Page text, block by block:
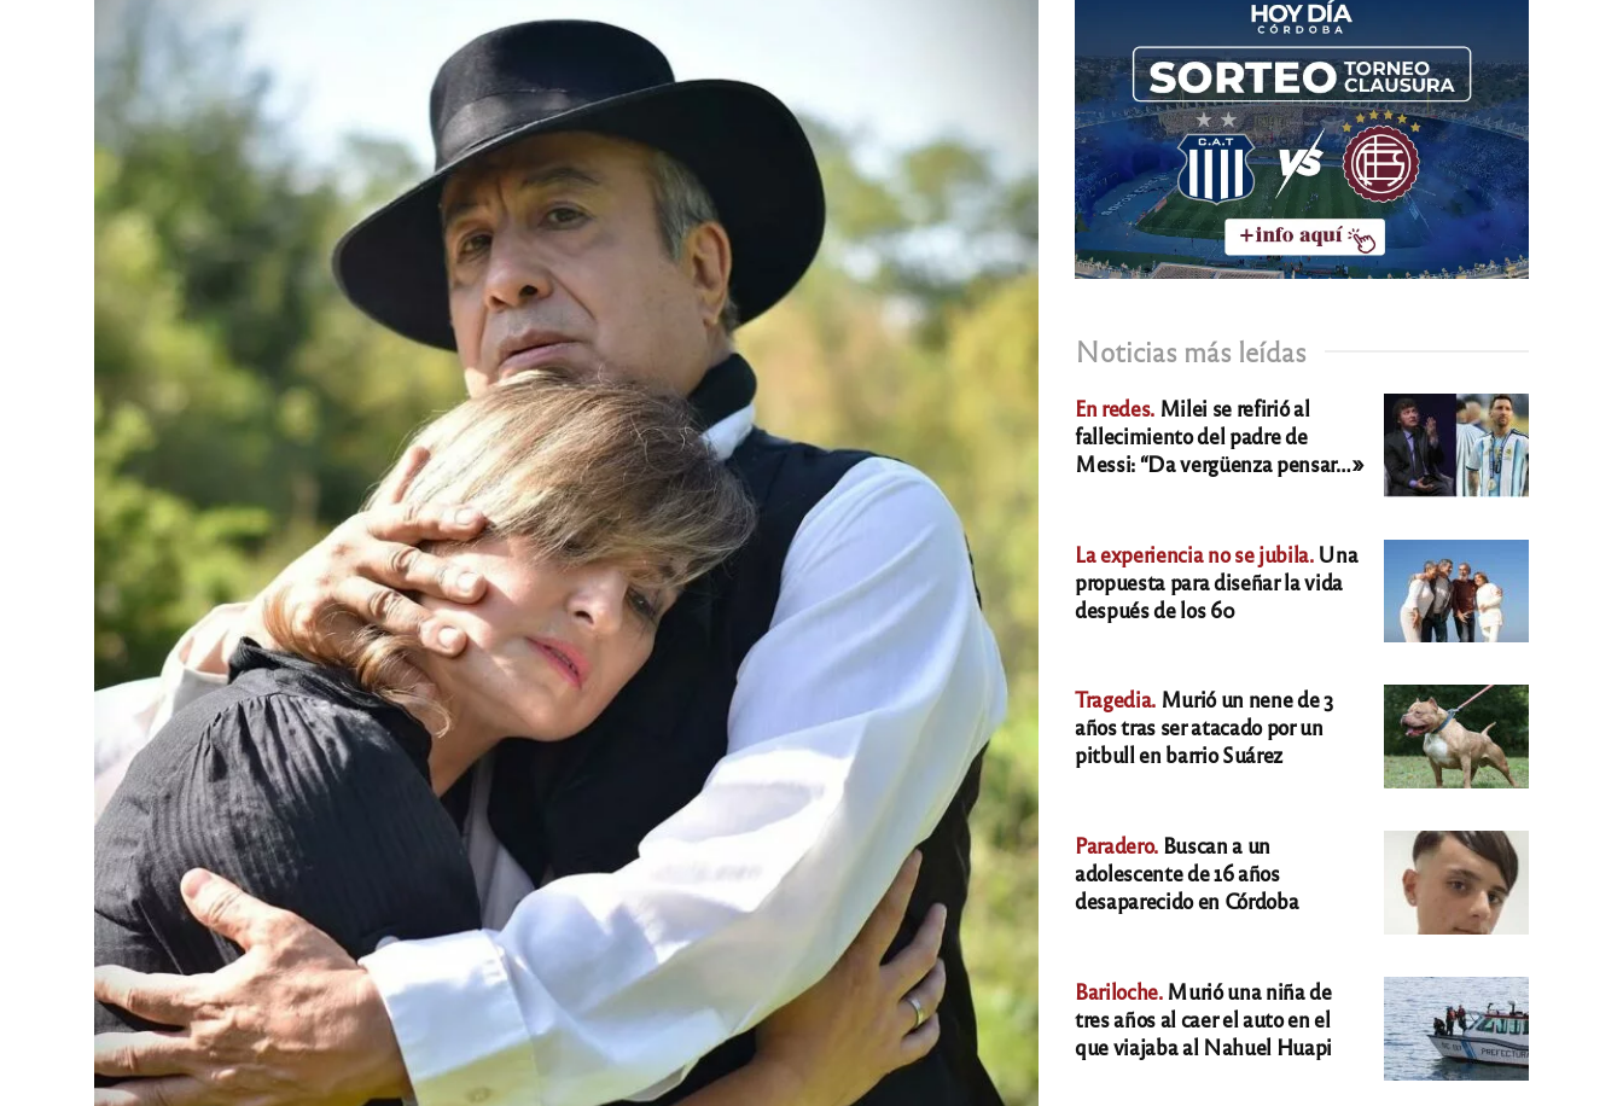
Noticias más leídas
En redes. Milei se refirió al
fallecimiento del padre de
Messi: “Da vergüenza pensar…»
La experiencia no se jubila.Una
propuesta para diseñar la vida
después de los 60
Tragedia. Murió un nene de 3
años tras ser atacado por un
pitbull en barrio Suárez
Paradero. Buscan a un
adolescente de 16 años
desaparecido en Córdoba
Bariloche.Murió una niña de
tres años al caer el auto en el
que viajaba al Nahuel Huapi